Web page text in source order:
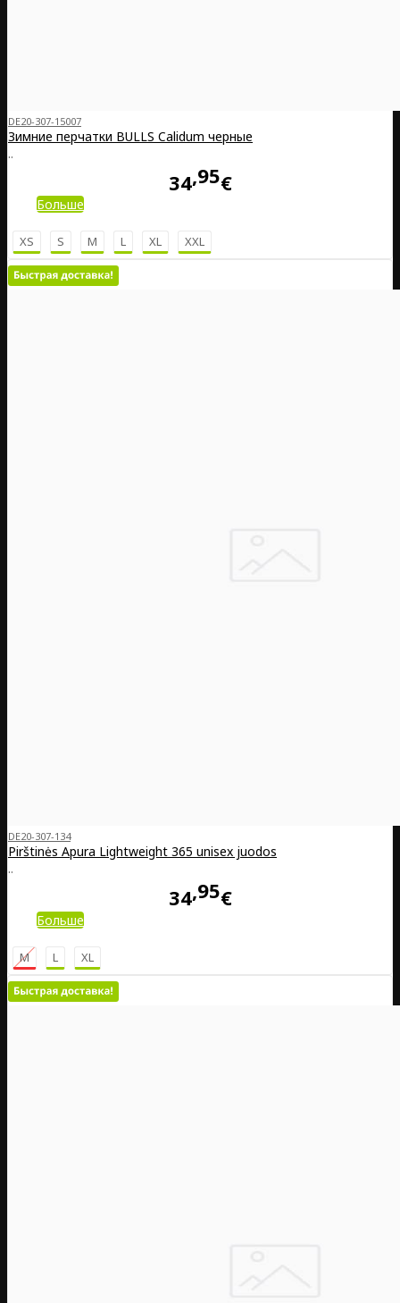
DE20-307-15007
Зимние перчатки BULLS Calidum черные
..
34 95€
Больше
XS S M L XL XXL
DE20-307-134
Pirštinės Apura Lightweight 365 unisex juodos
..
34 95€
Больше
M L XL